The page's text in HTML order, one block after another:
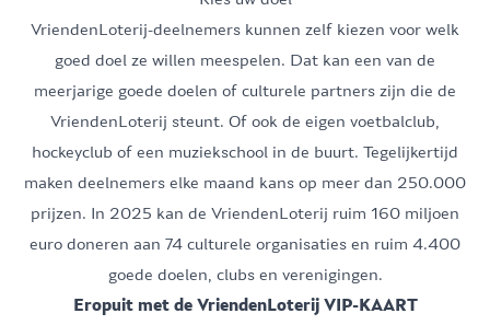
VriendenLoterij-deelnemers kunnen zelf kiezen voor welk
goed doel ze willen meespelen. Dat kan een van de
meerjarige goede doelen of culturele partners zijn die de
VriendenLoterij steunt. Of ook de eigen voetbalclub,
hockeyclub of een muziekschool in de buurt. Tegelijkertijd
maken deelnemers elke maand kans op meer dan 250.000
prijzen. In 2025 kan de VriendenLoterij ruim 160 miljoen
euro doneren aan 74 culturele organisaties en ruim 4.400
goede doelen, clubs en verenigingen.
Eropuit met de VriendenLoterij VIP-KAART